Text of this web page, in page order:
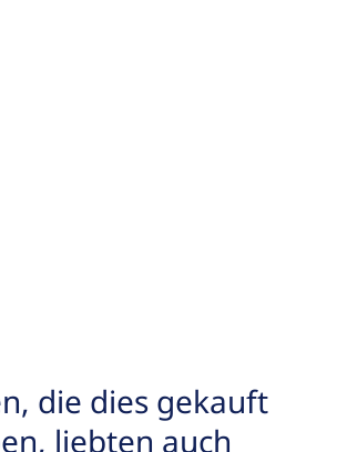
die dies gekauft
liebten auch